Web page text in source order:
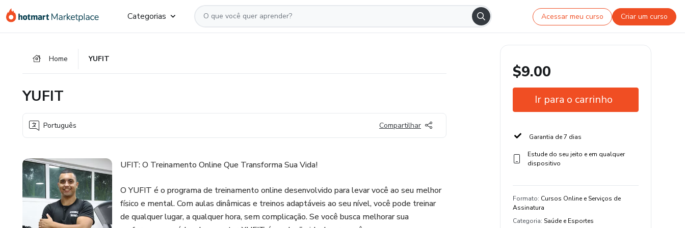
para
para
para
Categorias Acessar meu curso Criar um curso
Home YUFIT
YUFIT
Português Compartilhar
UFIT: O Treinamento Online Que Transforma Sua Vida!
O YUFIT é o programa de treinamento online desenvolvido para levar você ao seu melhor
físico e mental. Com aulas dinâmicas e treinos adaptáveis ao seu nível, você pode treinar
de qualquer lugar, a qualquer hora, sem complicação. Se você busca melhorar sua
$9.00
Ir para o carrinho
Garantia de 7 dias
Estude do seu jeito e em qualquer
dispositivo
Formato: Cursos Online e Serviços de
Assinatura
Categoria: Saúde e Esportes